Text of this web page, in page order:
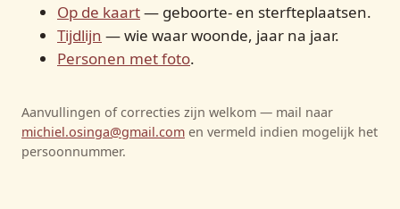
Op de kaart— geboorte- en sterfteplaatsen.
Tijdlijn — wie waar woonde, jaar na jaar.
Personen met foto.
Aanvullingen of correcties zijn welkom — mail naar
michiel.osinga@gmail.com en vermeld indien mogelijk het
persoonnummer.